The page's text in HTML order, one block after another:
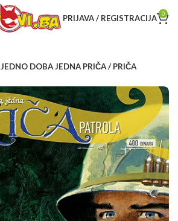
PRIJAVA / REGISTRACIJA 0
JEDNO DOBA JEDNA PRIČA / PRIČA